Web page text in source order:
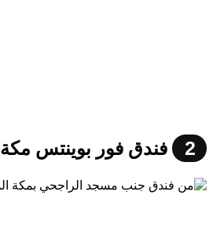
2 فندق فور بوينتس مكة